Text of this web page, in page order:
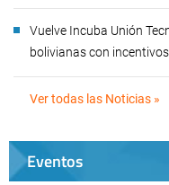
Vuelve Incuba Unión
bolivianas con
Ver todas las Noticias »
Eventos